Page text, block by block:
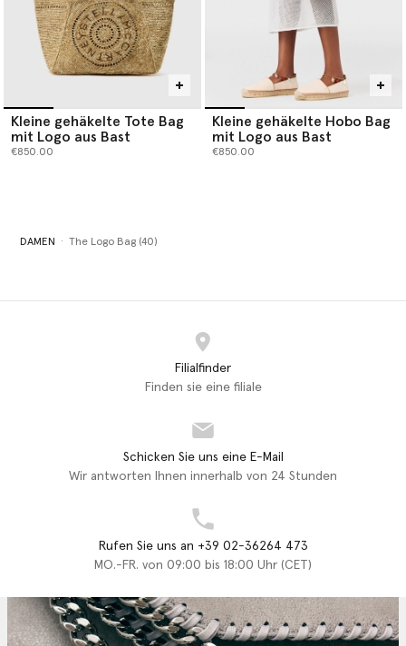
Kleine gehäkelte Tote Bag
mit Logo aus Bast
€850.00
Kleine gehäkelte Hobo Bag
mit Logo aus Bast
€850.00
DAMEN The Logo Bag (40)
Filialfinder
Finden sie eine filiale
Schicken Sie uns eine E-Mail
Wir antworten Ihnen innerhalb von 24 Stunden
Rufen Sie uns an +39 02-36264 473
MO.-FR. von 09:00 bis 18:00 Uhr (CET)